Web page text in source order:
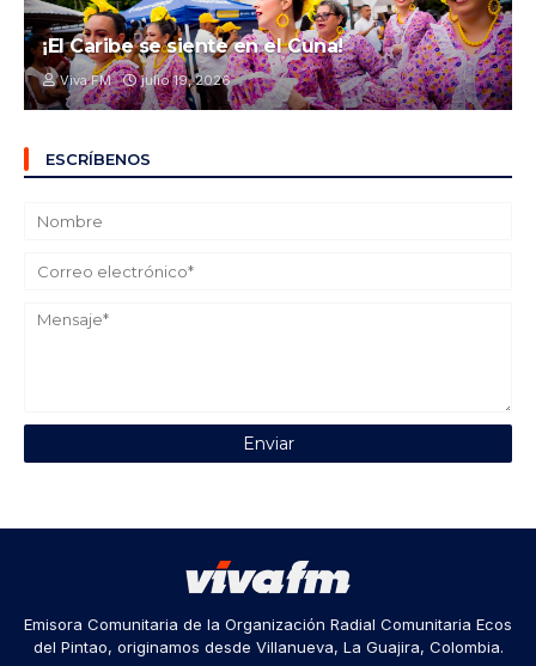
¡El Caribe se siente en el Cuna!
Viva FM julio 19, 2026
ESCRÍBENOS
Emisora Comunitaria de la Organización Radial Comunitaria Ecos
del Pintao, originamos desde Villanueva, La Guajira, Colombia.